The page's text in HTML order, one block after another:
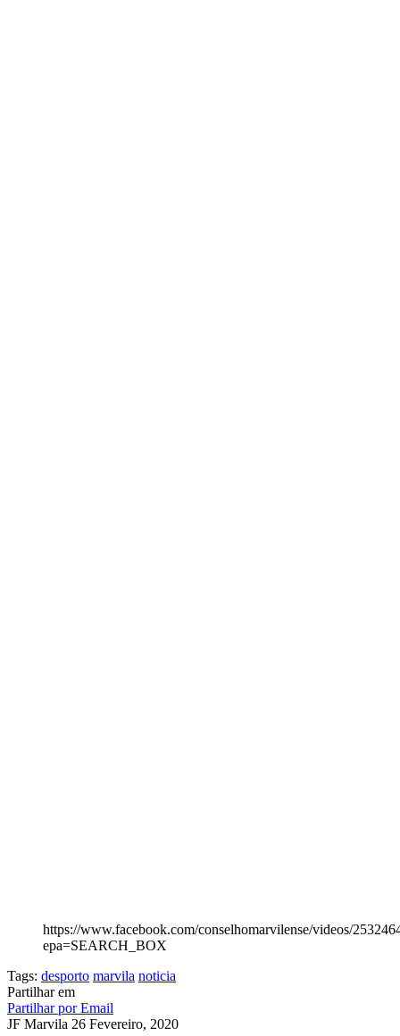
https://www.facebook.com/conselhomarvilense/videos/
epa=SEARCH_BOX
Tags: desporto marvila noticia
Partilhar em
Partilhar por Email
JF Marvila 26 Fevereiro, 2020